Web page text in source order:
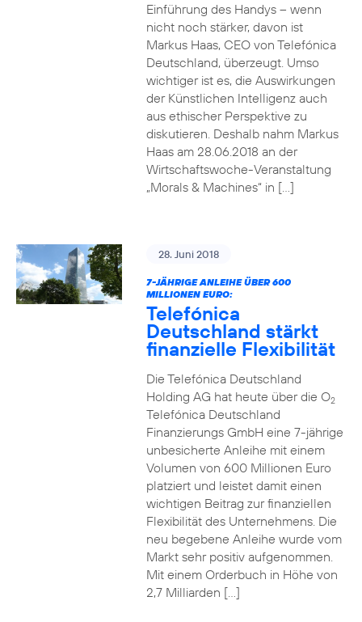
Einführung des Handys – wenn
nicht noch stärker, davon ist
Markus Haas, CEO von Telefónica
Deutschland, überzeugt. Umso
wichtiger ist es, die Auswirkungen
der Künstlichen Intelligenz auch
aus ethischer Perspektive zu
diskutieren. Deshalb nahm Markus
Haas am 28.06.2018 an der
Wirtschaftswoche-Veranstaltung
„Morals & Machines“ in […]
28. Juni 2018
7-JÄHRIGE ANLEIHE ÜBER 600
MILLIONEN EURO:
Telefónica
Deutschland stärkt
finanzielle Flexibilität
Die Telefónica Deutschland
Holding AG hat heute über die O2
Telefónica Deutschland
Finanzierungs GmbH eine 7-jährige
unbesicherte Anleihe mit einem
Volumen von 600 Millionen Euro
platziert und leistet damit einen
wichtigen Beitrag zur finanziellen
Flexibilität des Unternehmens. Die
neu begebene Anleihe wurde vom
Markt sehr positiv aufgenommen.
Mit einem Orderbuch in Höhe von
2,7 Milliarden […]